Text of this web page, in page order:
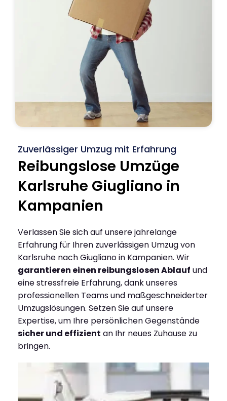
Zuverlässiger Umzug mit Erfahrung
Reibungslose Umzüge
Karlsruhe Giugliano in
Kampanien
Verlassen Sie sich auf unsere jahrelange
Erfahrung für Ihren zuverlässigen Umzug von
Karlsruhe nach Giugliano in Kampanien. Wir
garantieren einen reibungslosen Ablauf und
eine stressfreie Erfahrung, dank unseres
professionellen Teams und maßgeschneiderter
Umzugslösungen. Setzen Sie auf unsere
Expertise, um Ihre persönlichen Gegenstände
sicher und effizient an Ihr neues Zuhause zu
bringen.